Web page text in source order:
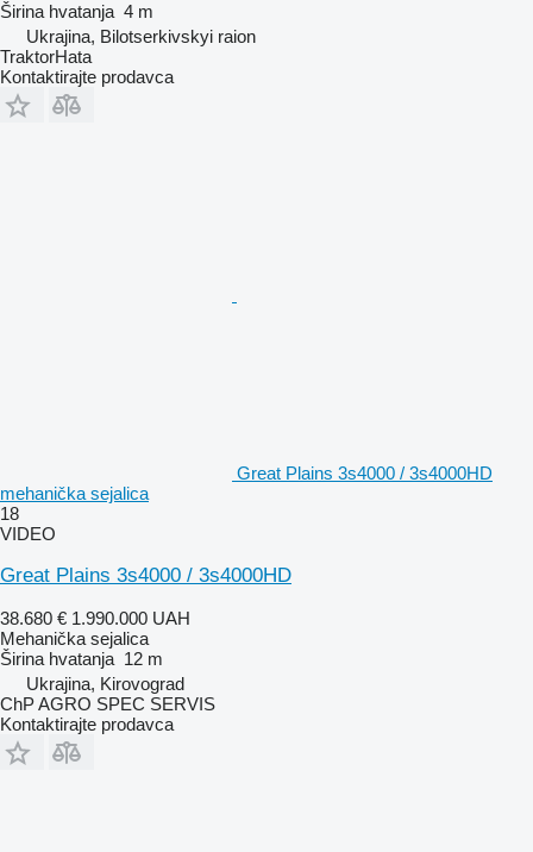
Širina hvatanja 4 m
Ukrajina, Bilotserkivskyi raion
TraktorHata
Kontaktirajte prodavca
Great Plains 3s4000 / 3s4000HD
mehanička sejalica
18
VIDEO
Great Plains 3s4000 / 3s4000HD
38.680 € 1.990.000 UAH
Mehanička sejalica
Širina hvatanja 12 m
Ukrajina, Kirovograd
ChP AGRO SPEC SERVIS
Kontaktirajte prodavca